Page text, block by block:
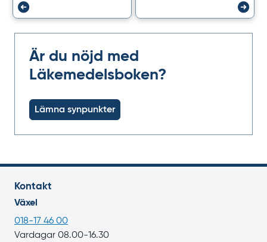
Är du nöjd med
Läkemedelsboken?
Lämna synpunkter
Kontakt
Växel
018-17 46 00
Vardagar 08.00-16.30